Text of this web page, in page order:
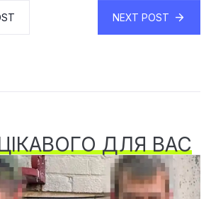
NEXT POST
ДЛЯ ВАС